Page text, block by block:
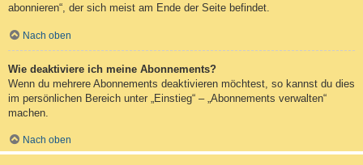
abonnieren“, der sich meist am Ende der Seite befindet.
Nach oben
Wie deaktiviere ich meine Abonnements?
Wenn du mehrere Abonnements deaktivieren möchtest, so kannst du dies
im persönlichen Bereich unter „Einstieg“ – „Abonnements verwalten“
machen.
Nach oben